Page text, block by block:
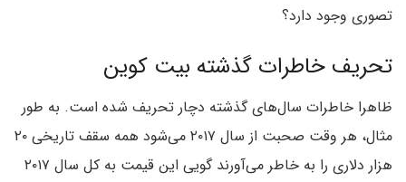
تصوری وجود دارد؟
تحریف خاطرات گذشته بیت کوین
ظاهرا خاطرات سال‌های گذشته دچار تحریف شده است. به طور
مثال، هر وقت صحبت از سال ۲۰۱۷ می‌شود همه سقف تاریخی ۲۰
هزار دلاری را به خاطر می‌آورند گویی این قیمت به کل سال ۲۰۱۷